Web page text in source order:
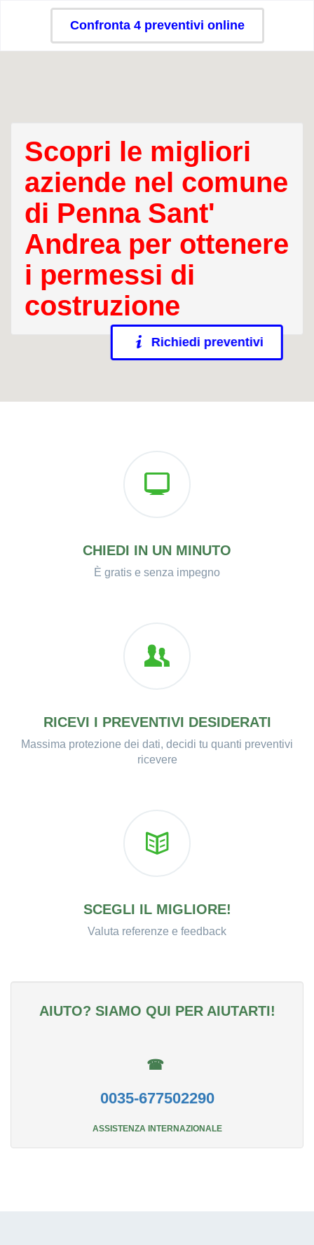
Confronta 4 preventivi online
Scopri le migliori
aziende nel comune
di Penna Sant'
Andrea per ottenere
i permessi di
costruzione
Richiedi preventivi
CHIEDI IN UN MINUTO
È gratis e senza impegno
RICEVI I PREVENTIVI DESIDERATI
Massima protezione dei dati, decidi tu quanti preventivi
ricevere
SCEGLI IL MIGLIORE!
Valuta referenze e feedback
AIUTO? SIAMO QUI PER AIUTARTI!
☎
0035-677502290
ASSISTENZA INTERNAZIONALE